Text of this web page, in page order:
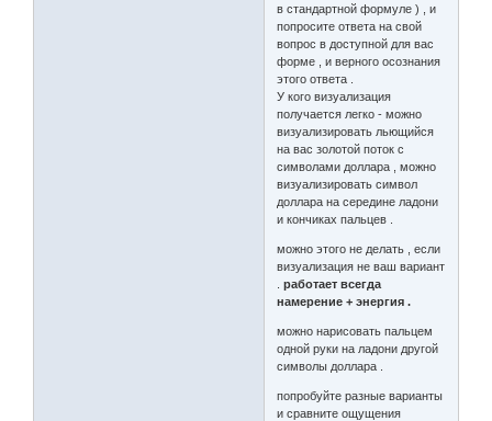
в стандартной формуле ) , и
попросите ответа на свой
вопрос в доступной для вас
форме , и верного осознания
этого ответа .
У кого визуализация
получается легко - можно
визуализировать льющийся
на вас золотой поток с
символами доллара , можно
визуализировать символ
доллара на середине ладони
и кончиках пальцев .
можно этого не делать , если
визуализация не ваш вариант
работает всегда
намерение + энергия .
можно нарисовать пальцем
одной руки на ладони другой
символы доллара .
попробуйте разные варианты
и сравните ощущения